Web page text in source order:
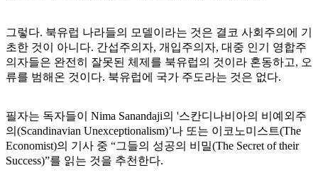
그렇다. 북유럽 나라들의 모델이라는 것은 결코 사회주의에 기
초한 것이 아니다. 간섭주의자, 개입주의자, 대중 인기 영합주
의자들은 완전히 잘못된 체제를 북유럽의 것이라 혼동하고, 오
류를 범해온 것이다. 북유럽에 국가 주도라는 것은 없다.
필자는 독자들이 Nima Sanandaji의 '스칸디나비아의 비예외주
의(Scandinavian Unexceptionalism)’나 또는 이코노미스트(The
Economist)의 기사 중 “그들의 성공의 비밀(The Secret of their
Success)”를 읽는 것을 추천한다.